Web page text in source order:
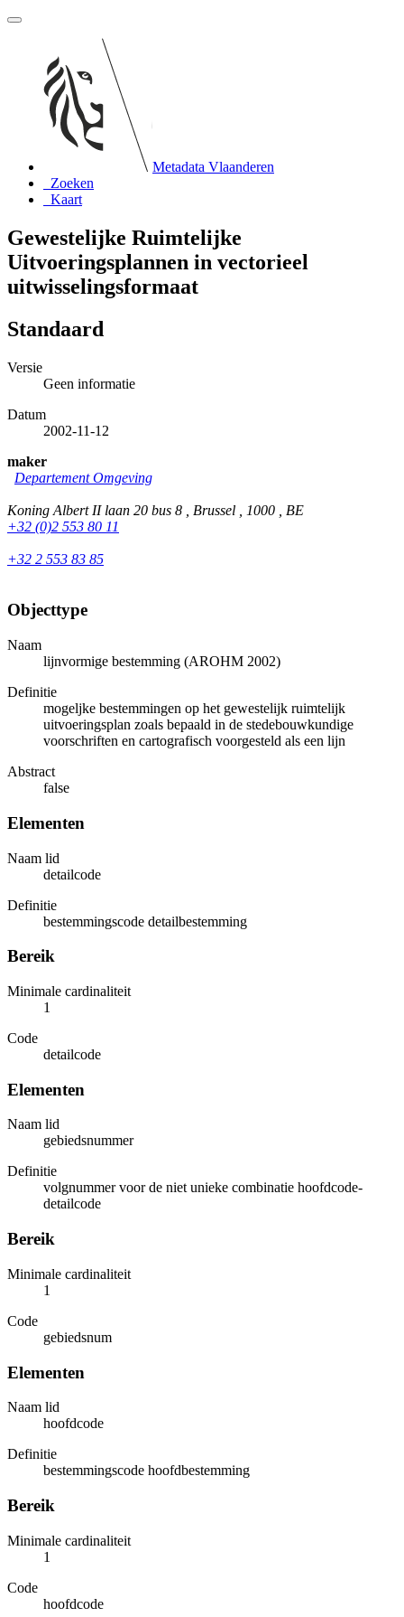
Metadata Vlaanderen
Zoeken
Kaart
Gewestelijke Ruimtelijke
Uitvoeringsplannen in vectorieel
uitwisselingsformaat
Standaard
Versie
Geen informatie
Datum
2002-11-12
maker
Departement Omgeving
Koning Albert II laan 20 bus 8 , Brussel , 1000 , BE
+32 (0)2 553 80 11
+32 2 553 83 85
Objecttype
Naam
lijnvormige bestemming (AROHM 2002)
Definitie
mogeljke bestemmingen op het gewestelijk ruimtelijk
uitvoeringsplan zoals bepaald in de stedebouwkundige
voorschriften en cartografisch voorgesteld als een lijn
Abstract
false
Elementen
Naam lid
detailcode
Definitie
bestemmingscode detailbestemming
Bereik
Minimale cardinaliteit
1
Code
detailcode
Elementen
Naam lid
gebiedsnummer
Definitie
volgnummer voor de niet unieke combinatie hoofdcode-
detailcode
Bereik
Minimale cardinaliteit
1
Code
gebiedsnum
Elementen
Naam lid
hoofdcode
Definitie
bestemmingscode hoofdbestemming
Bereik
Minimale cardinaliteit
1
Code
hoofdcode